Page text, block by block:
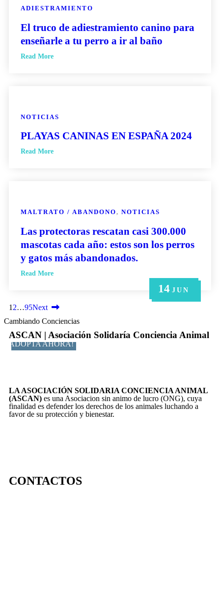
14 JUN
6 MAY
6 MAY
ADIESTRAMIENTO
El truco de adiestramiento canino para
enseñarle a tu perro a ir al baño
Read More
21 JUN
NOTICIAS
PLAYAS CANINAS EN ESPAÑA 2024
Read More
14 JUN
MALTRATO / ABANDONO, NOTICIAS
Las protectoras rescatan casi 300.000
mascotas cada año: estos son los perros
y gatos más abandonados.
Read More
1 2…95Next
Cambiando Conciencias
ASCAN | Asociación Solidaría Conciencia Animal
ADOPTA AHORA!
LA ASOCIACIÓN SOLIDARIA CONCIENCIA ANIMAL
(ASCAN) es una Asociacion sin animo de lucro (ONG), cuya
finalidad es defender los derechos de los animales luchando a
favor de su protección y bienestar.
CONTACTOS